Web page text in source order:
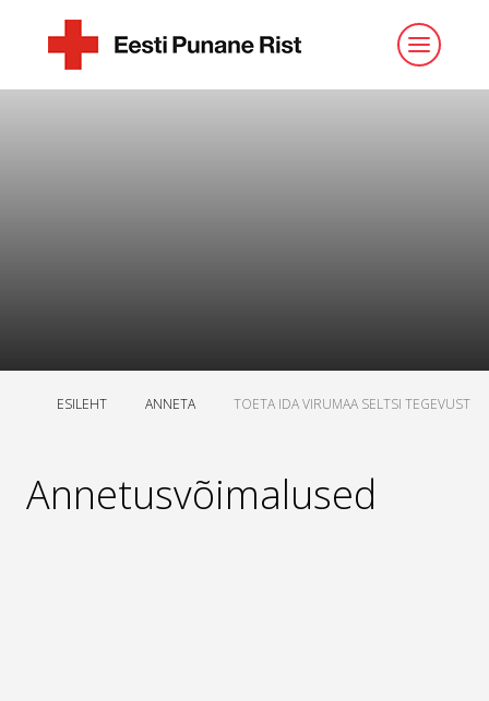
ESILEHT ANNETA TOETA IDA VIRUMAA SELTSI TEGEVUST
Annetusvõimalused